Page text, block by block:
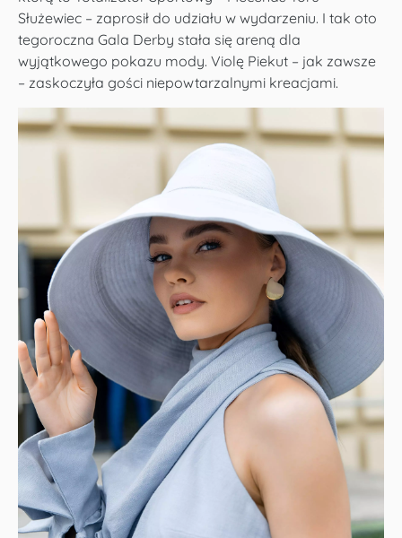
Służewiec – zaprosił do udziału w wydarzeniu. I tak oto
tegoroczna Gala Derby stała się areną dla
wyjątkowego pokazu mody. Violę Piekut – jak zawsze
– zaskoczyła gości niepowtarzalnymi kreacjami.